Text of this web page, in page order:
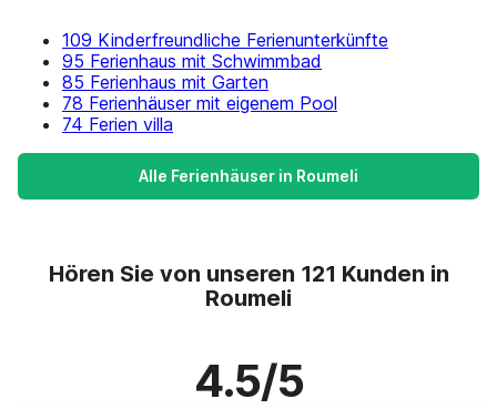
109 Kinderfreundliche Ferienunterkünfte
95 Ferienhaus mit Schwimmbad
85 Ferienhaus mit Garten
78 Ferienhäuser mit eigenem Pool
74 Ferien villa
Alle Ferienhäuser in Roumeli
Hören Sie von unseren 121 Kunden in
Roumeli
4.5/5